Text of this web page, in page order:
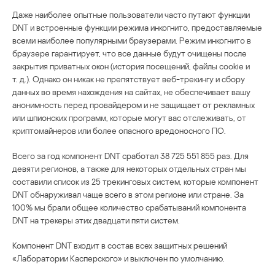
Даже наиболее опытные пользователи часто путают функции
DNT и встроенные функции режима инкогнито, предоставляемые
всеми наиболее популярными браузерами. Режим инкогнито в
браузере гарантирует, что все данные будут очищены после
закрытия приватных окон (история посещений, файлы cookie и
т. д.). Однако он никак не препятствует веб-трекингу и сбору
данных во время нахождения на сайтах, не обеспечивает вашу
анонимность перед провайдером и не защищает от рекламных
или шпионских программ, которые могут вас отслеживать, от
криптомайнеров или более опасного вредоносного ПО.
Всего за год компонент DNT сработал 38 725 551 855 раз. Для
девяти регионов, а также для некоторых отдельных стран мы
составили список из 25 трекинговых систем, которые компонент
DNT обнаруживал чаще всего в этом регионе или стране. За
100% мы брали общее количество срабатываний компонента
DNT на трекеры этих двадцати пяти систем.
Компонент DNT входит в состав всех защитных решений
«Лаборатории Касперского» и выключен по умолчанию.